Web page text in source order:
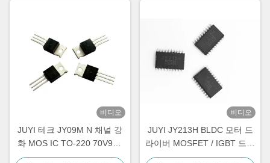
비디오
JUYI 테크 JY09M N 채널 강
화 MOS IC TO-220 70V90A
전력 모스페트
비디오
JUYI JY213H BLDC 모터 드
라이버 MOSFET / IGBT 드라
이버 고속 3 - 단계 반 - 브리